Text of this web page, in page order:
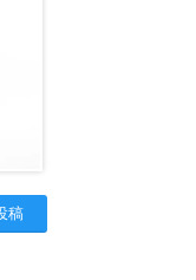
稿